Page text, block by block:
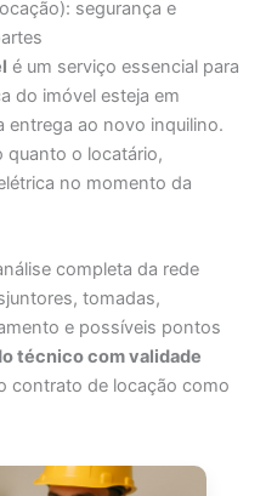
segurança e
é um serviço essencial para
do imóvel esteja em
entrega ao novo inquilino.
quanto o locatário,
no momento da
completa da rede
tomadas,
e possíveis pontos
técnico com validade
contrato de locação como